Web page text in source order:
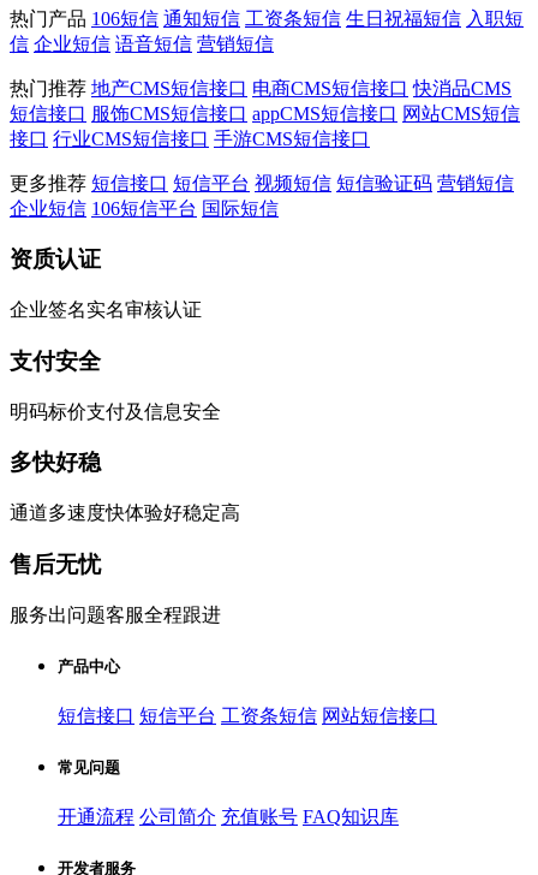
热门产品 106短信 通知短信 工资条短信 生日祝福短信 入职短
信 企业短信 语音短信 营销短信
热门推荐 地产CMS短信接口 电商CMS短信接口 快消品CMS
短信接口 服饰CMS短信接口 appCMS短信接口 网站CMS短信
接口 行业CMS短信接口 手游CMS短信接口
更多推荐 短信接口 短信平台 视频短信 短信验证码 营销短信
企业短信 106短信平台 国际短信
资质认证
企业签名实名审核认证
支付安全
明码标价支付及信息安全
多快好稳
通道多速度快体验好稳定高
售后无忧
服务出问题客服全程跟进
产品中心
短信接口 短信平台 工资条短信 网站短信接口
常见问题
开通流程 公司简介 充值账号 FAQ知识库
开发者服务